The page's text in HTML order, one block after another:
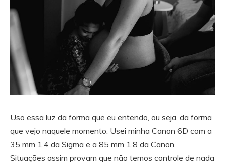
Uso essa luz da forma que eu entendo, ou seja, da forma
que vejo naquele momento. Usei minha Canon 6D com a
35 mm 1.4 da Sigma e a 85 mm 1.8 da Canon.
Situações assim provam que não temos controle de nada